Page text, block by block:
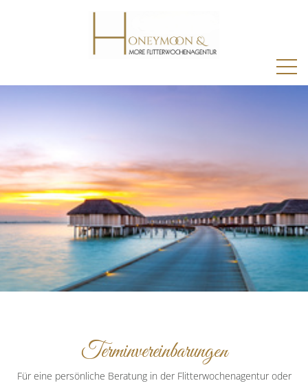
Terminvereinbarungen
Für eine persönliche Beratung in der Flitterwochenagentur oder